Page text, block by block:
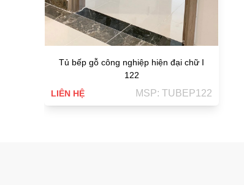
Tủ bếp gỗ công nghiệp hiện đại chữ I
122
LIÊN HỆ
MSP: TUBEP122